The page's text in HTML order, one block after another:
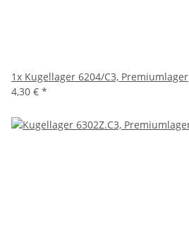
1x Kugellager 6204/C3, Premiumlager
4,30 € *